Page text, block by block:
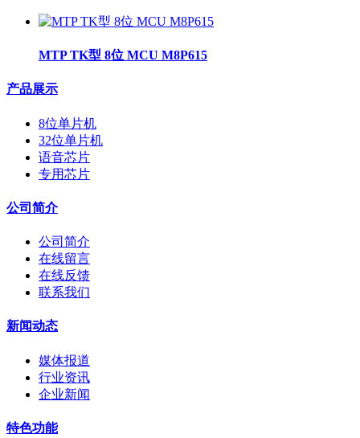
MTP TK型 8位 MCU M8P615
产品展示
8位单片机
32位单片机
语音芯片
专用芯片
公司简介
公司简介
在线留言
在线反馈
联系我们
新闻动态
媒体报道
行业资讯
企业新闻
特色功能